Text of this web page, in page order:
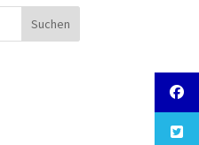
Suchen